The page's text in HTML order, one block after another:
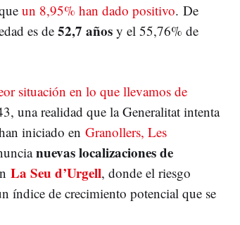
un 8,95% han dado positivo. De
es de52,7 años y el 55,76% de
situación en lo que llevamos de
una realidad que la Generalitat intenta
iniciado en Granollers, Les
nuevas localizaciones de
La Seu d’Urgell, donde el riesgo
índice de crecimiento potencial que se